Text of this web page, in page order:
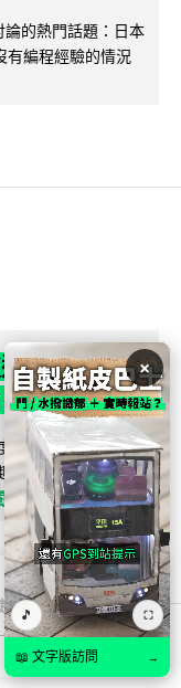
用
的熱門話題：日本
有編程經驗的情況
控巴士 門,
？一位就讀中三的
一步步變成真正可
讀全文
×
🎵 ⛶
📖 文字版訪問 →